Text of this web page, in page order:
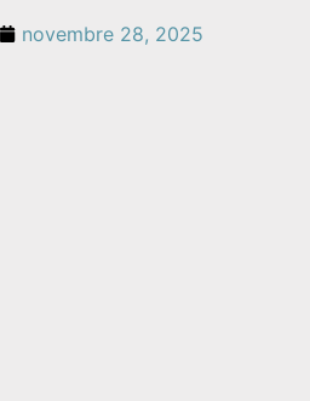
novembre 28, 2025